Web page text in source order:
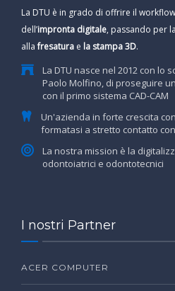
La DTU è in grado di offrire il
dell’impronta digitale, passando per la
allafresatura e la stampa 3D.
La DTU nasce nel 2012 con lo
Paolo Molfino, di proseguire
con il primo sistema CAD-CAM
Un'azienda in forte crescita
formatasi a stretto contatto
La nostra mission è la
odontoiatrici e odontotecnici
I nostri Partner
ACER COMPUTER